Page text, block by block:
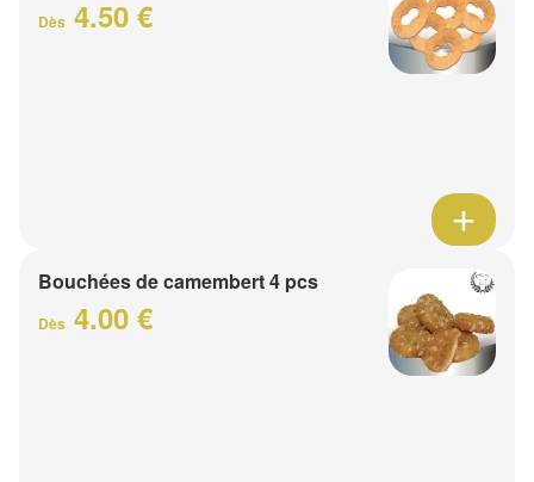
Dès 4.50 €
Bouchées de camembert 4 pcs
Dès 4.00 €